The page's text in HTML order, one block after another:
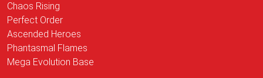
Chaos Rising
Perfect Order
Ascended Heroes
Phantasmal Flames
Mega Evolution Base